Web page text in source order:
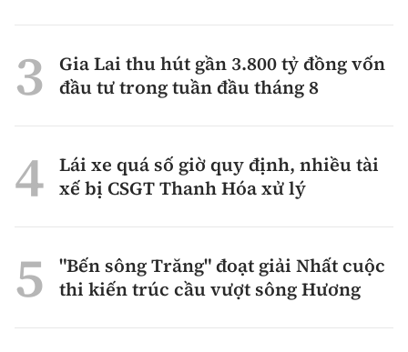
Gia Lai thu hút gần 3.800 tỷ đồng vốn
đầu tư trong tuần đầu tháng 8
Lái xe quá số giờ quy định, nhiều tài
xế bị CSGT Thanh Hóa xử lý
"Bến sông Trăng" đoạt giải Nhất cuộc
thi kiến trúc cầu vượt sông Hương